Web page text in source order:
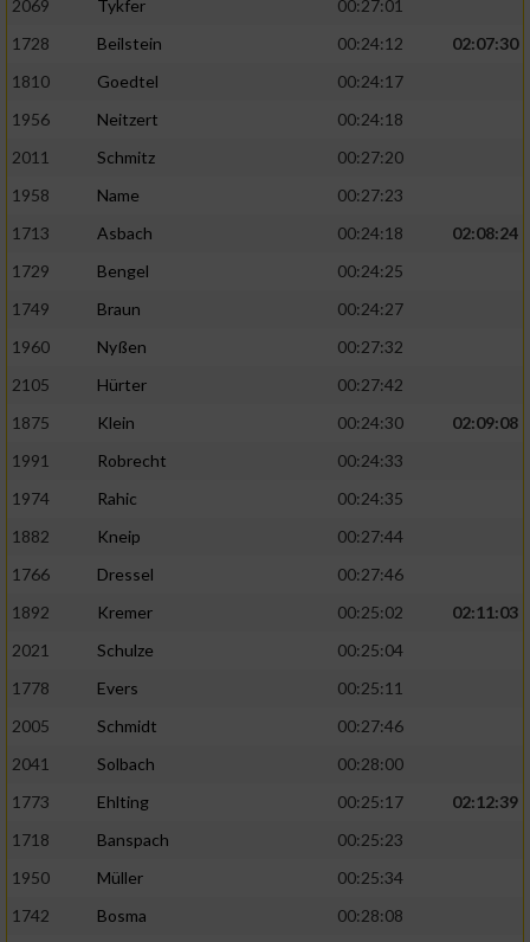
2069 Tykfer
00:27:01
1728
Beilstein 00:24:12
02:07:30
1810
Goedtel
00:24:17
1956
Neitzert
00:24:18
2011
Schmitz
00:27:20
1958
Name
00:27:23
1713
Asbach 00:24:18
02:08:24
1729
Bengel
00:24:25
1749
Braun
00:24:27
1960
Nyßen
00:27:32
2105
Hürter
00:27:42
1875
Klein 00:24:30
02:09:08
1991
Robrecht
00:24:33
1974
Rahic
00:24:35
1882
Kneip
00:27:44
1766
Dressel
00:27:46
1892
Kremer 00:25:02
02:11:03
2021
Schulze
00:25:04
1778
Evers
00:25:11
2005
Schmidt
00:27:46
2041
Solbach
00:28:00
1773
Ehlting 00:25:17
02:12:39
1718
Banspach
00:25:23
1950
Müller
00:25:34
1742
Bosma
00:28:08